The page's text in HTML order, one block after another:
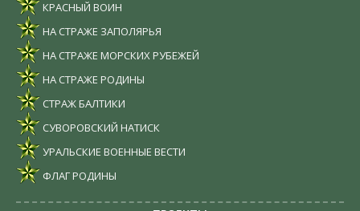
КРАСНЫЙ ВОИН
НА СТРАЖЕ ЗАПОЛЯРЬЯ
НА СТРАЖЕ МОРСКИХ РУБЕЖЕЙ
НА СТРАЖЕ РОДИНЫ
СТРАЖ БАЛТИКИ
СУВОРОВСКИЙ НАТИСК
УРАЛЬСКИЕ ВОЕННЫЕ ВЕСТИ
ФЛАГ РОДИНЫ